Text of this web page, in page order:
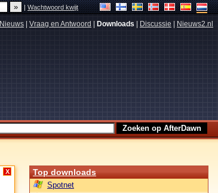
|Wachtwoord kwijt
Nieuws Vraag en Antwoord Downloads Discussie Nieuws2.nl
X Top downloads
Spotnet